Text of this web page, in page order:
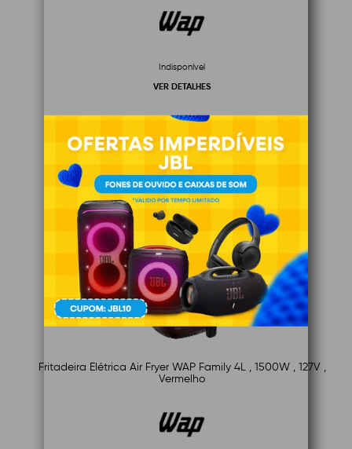
Indisponível
VER DETALHES
Fritadeira Elétrica Air Fryer WAP Family 4L , 1500W , 127V ,
Vermelho